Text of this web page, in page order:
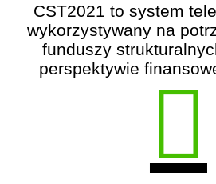
CST2021 to system
wykorzystywany na
funduszy
perspektywie